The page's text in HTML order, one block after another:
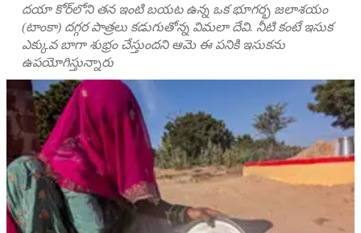
దయా కోర్‌లోని తన ఇంటి బయట ఉన్న ఒక భూగర్భ జలాశయం
(టాంకా) దగ్గర పాత్రలు కడుగుతోన్న విమలా దేవి. నీటి కంటే ఇసుక
ఎక్కువ బాగా శుభ్రం చేస్తుందని ఆమె ఈ పనికి ఇసుకను
ఉపయోగిస్తున్నారు